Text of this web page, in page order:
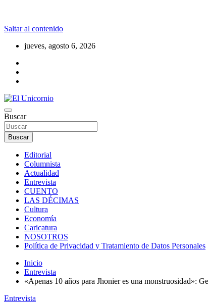
Saltar al contenido
jueves, agosto 6, 2026
El Unicornio
La realidad supera la fantasía
Buscar
Buscar
Editorial
Columnista
Actualidad
Entrevista
CUENTO
LAS DÉCIMAS
Cultura
Economía
Caricatura
NOSOTROS
Política de Privacidad y Tratamiento de Datos Personales
Inicio
Entrevista
«Apenas 10 años para Jhonier es una monstruosidad»:
Entrevista